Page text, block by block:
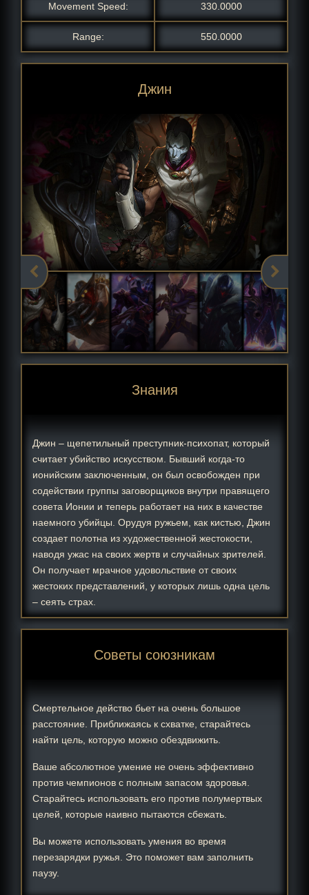
Movement Speed: 330.0000
Range: 550.0000
Джин
Ковбой Джин
Джин Кровавая Луна
SKT T1 Джин
ПРОЕКТ: Джин
Темный космический Джин
Ковбой Джин
Джин со Свитков Шань хай
DWG Джин
Знания
Джин – щепетильный преступник-психопат, который
считает убийство искусством. Бывший когда-то
ионийским заключенным, он был освобожден при
содействии группы заговорщиков внутри правящего
совета Ионии и теперь работает на них в качестве
наемного убийцы. Орудуя ружьем, как кистью, Джин
создает полотна из художественной жестокости,
наводя ужас на своих жертв и случайных зрителей.
Он получает мрачное удовольствие от своих
жестоких представлений, у которых лишь одна цель
– сеять страх.
Советы союзникам
Смертельное действо бьет на очень большое
расстояние. Приближаясь к схватке, старайтесь
найти цель, которую можно обездвижить.
Ваше абсолютное умение не очень эффективно
против чемпионов с полным запасом здоровья.
Старайтесь использовать его против полумертвых
целей, которые наивно пытаются сбежать.
Вы можете использовать умения во время
перезарядки ружья. Это поможет вам заполнить
паузу.